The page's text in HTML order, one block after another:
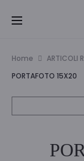
Home ARTICOLI
PORTAFOTO 15X20